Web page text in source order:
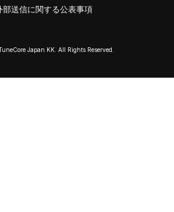
部送信に関する公表事項
Japan KK. All Rights Reserved.